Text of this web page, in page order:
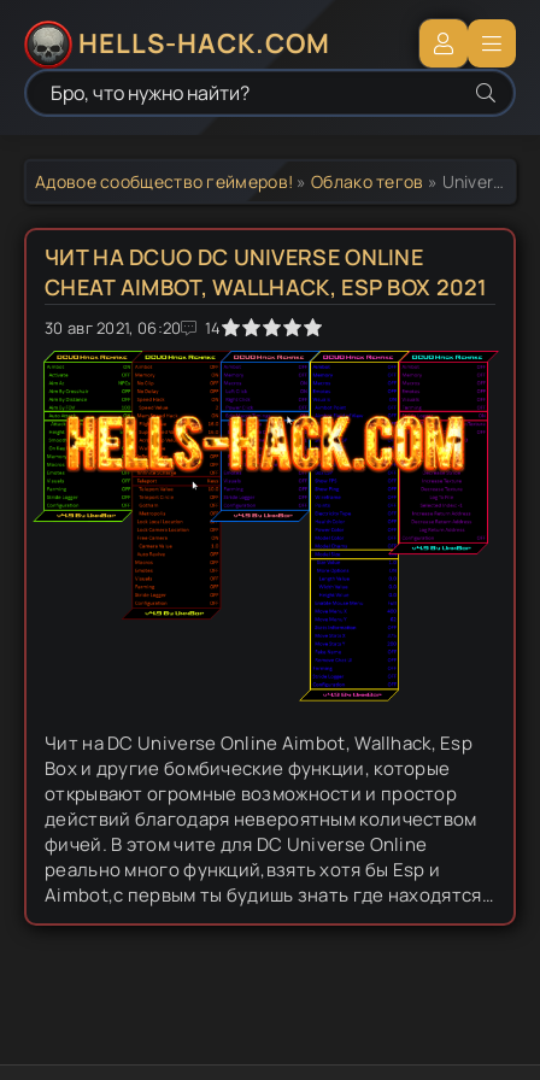
HELLS-HACK.COM
Адовое сообщество геймеров! »Облако тегов » Universe Online cheat
ЧИТ НА DCUO DC UNIVERSE ONLINE
CHEAT AIMBOT, WALLHACK, ESP BOX 2021
30 авг 2021, 06:20 14
1 2 3 4 5
Чит на DC Universe Online Aimbot, Wallhack, Esp
Box и другие бомбические функции, которые
открывают огромные возможности и простор
действий благодаря невероятным количеством
фичей. В этом чите для DC Universe Online
реально много функций,взять хотя бы Esp и
Aimbot,с первым ты будишь знать где находятся
враги,а с вторым будешь крошить черепа!